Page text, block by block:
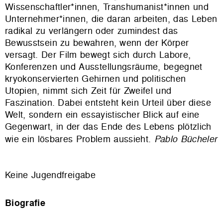
Wissenschaftler*innen, Transhumanist*innen und
Unternehmer*innen, die daran arbeiten, das Leben
radikal zu verlängern oder zumindest das
Bewusstsein zu bewahren, wenn der Körper
versagt. Der Film bewegt sich durch Labore,
Konferenzen und Ausstellungsräume, begegnet
kryokonservierten Gehirnen und politischen
Utopien, nimmt sich Zeit für Zweifel und
Faszination. Dabei entsteht kein Urteil über diese
Welt, sondern ein essayistischer Blick auf eine
Gegenwart, in der das Ende des Lebens plötzlich
wie ein lösbares Problem aussieht. Pablo Bücheler
Keine Jugendfreigabe
Biografie